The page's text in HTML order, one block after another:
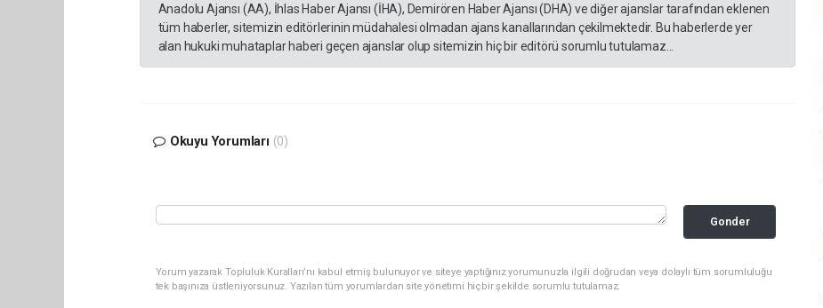
Anadolu Ajansı (AA), İhlas Haber Ajansı (İHA), Demirören Haber Ajansı (DHA) ve diğer ajanslar tarafından eklenen
tüm haberler, sitemizin editörlerinin müdahalesi olmadan ajans kanallarından çekilmektedir. Bu haberlerde yer
alan hukuki muhataplar haberi geçen ajanslar olup sitemizin hiç bir editörü sorumlu tutulamaz...
Okuyu Yorumları (0)
Gonder
Yorum yazarak Topluluk Kuralları’nı kabul etmiş bulunuyor ve siteye yaptığınız yorumunuzla ilgili doğrudan veya dolaylı tüm sorumluluğu
tek başınıza üstleniyorsunuz. Yazılan tüm yorumlardan site yönetimi hiçbir şekilde sorumlu tutulamaz.